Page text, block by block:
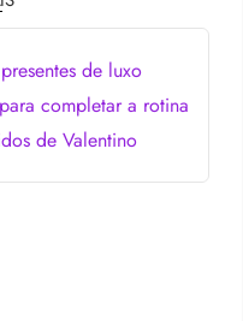
de luxo
completar a rotina
de Valentino